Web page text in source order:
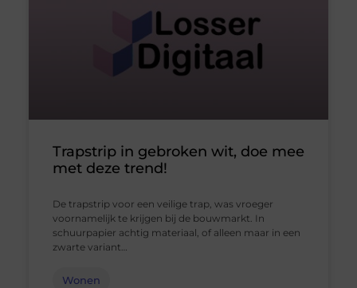
Trapstrip in gebroken wit, doe mee
met deze trend!
De trapstrip voor een veilige trap, was vroeger
voornamelijk te krijgen bij de bouwmarkt. In
schuurpapier achtig materiaal, of alleen maar in een
zwarte variant…
Wonen